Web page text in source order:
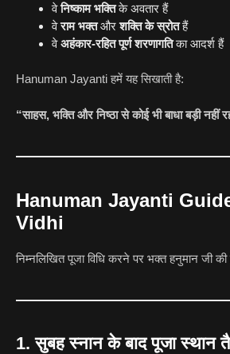
वेनिष्काम भक्तिके अवतार हैं
वेराम भक्तऔरशक्ति के स्रोतहैं
वेअहंकार-रहित पूर्ण शरणागतिका आदर्श हैं
Hanuman Jayanti हमें यह सिखाती है:
“साहस, भक्ति और निष्ठा से कोई भी बाधा बड़ी नहीं
Hanuman Jayanti
Vidhi
निम्नलिखित पूजा विधि करने पर भक्त हनुमान जी
1. सुबह स्नान के बाद पूजा स्थान